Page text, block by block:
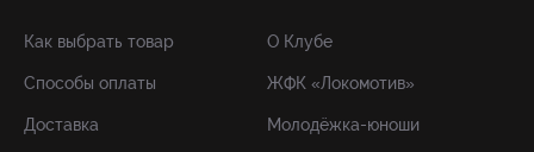
Как выбрать товар
Способы оплаты
Доставка
О Клубе
ЖФК «Локомотив»
Молодёжка-юноши